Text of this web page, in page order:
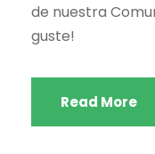
de nuestra
guste!
Read More